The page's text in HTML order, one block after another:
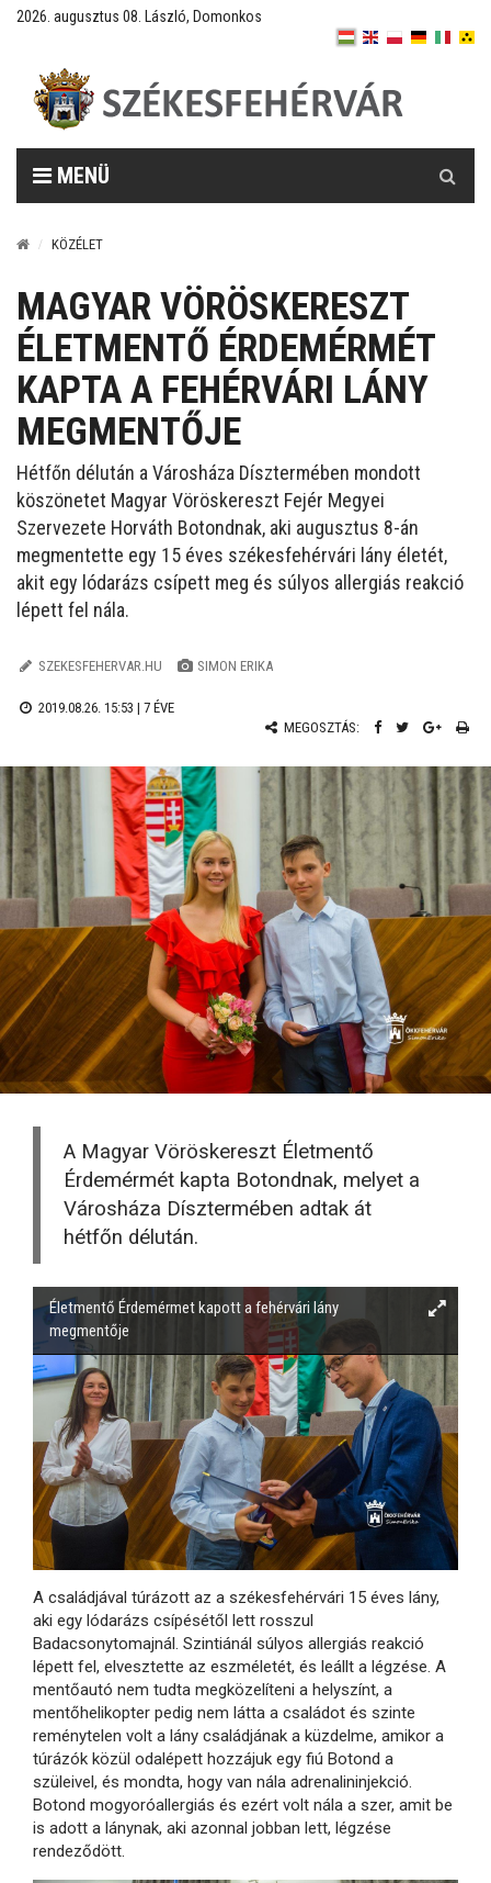
2026. augusztus 08. László, Domonkos
MENÜ
KÖZÉLET
MAGYAR VÖRÖSKERESZT
ÉLETMENTŐ ÉRDEMÉRMÉT
KAPTA A FEHÉRVÁRI LÁNY
MEGMENTŐJE
Hétfőn délután a Városháza Dísztermében mondott
köszönetet Magyar Vöröskereszt Fejér Megyei
Szervezete Horváth Botondnak, aki augusztus 8-án
megmentette egy 15 éves székesfehérvári lány életét,
akit egy lódarázs csípett meg és súlyos allergiás reakció
lépett fel nála.
SZEKESFEHERVAR.HU SIMON ERIKA
2019.08.26. 15:53 | 7 ÉVE
MEGOSZTÁS:
A Magyar Vöröskereszt Életmentő
Érdemérmét kapta Botondnak, melyet a
Városháza Dísztermében adtak át
hétfőn délután.
Életmentő Érdemérmet kapott a fehérvári lány
megmentője
A családjával túrázott az a székesfehérvári 15 éves lány,
aki egy lódarázs csípésétől lett rosszul
Badacsonytomajnál. Szintiánál súlyos allergiás reakció
lépett fel, elvesztette az eszméletét, és leállt a légzése. A
mentőautó nem tudta megközelíteni a helyszínt, a
mentőhelikopter pedig nem látta a családot és szinte
reménytelen volt a lány családjának a küzdelme, amikor a
túrázók közül odalépett hozzájuk egy fiú Botond a
szüleivel, és mondta, hogy van nála adrenalininjekció.
Botond mogyoróallergiás és ezért volt nála a szer, amit be
is adott a lánynak, aki azonnal jobban lett, légzése
rendeződött.